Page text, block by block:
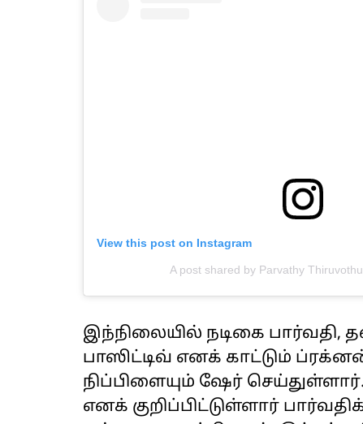
View this post on Instagram
A post shared by Parvathy
இந்நிலையில் நடிகை பார்வதி,
பாஸிட்டிவ் எனக் காட்டும்
நிப்பிளையும் ஷேர்
எனக் குறிப்பிட்டுள்ளார்